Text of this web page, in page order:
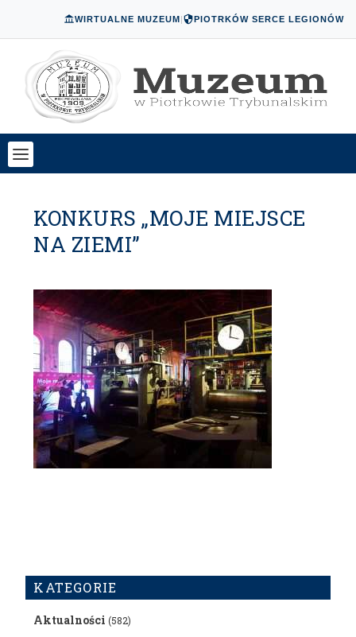
WIRTUALNE MUZEUM| PIOTRKÓW SERCE LEGIONÓW
KONKURS „MOJE MIEJSCE
NA ZIEMI”
KATEGORIE
Aktualności (582)